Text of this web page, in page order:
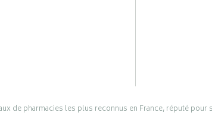
de pharmacies les plus reconnus en France, réputé